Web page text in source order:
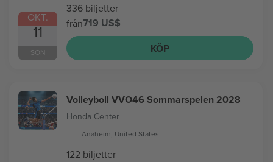
OKT.
11
SÖN
336 biljetter
från719 US$
KÖP
Volleyboll VVO46 Sommarspelen 2028
Honda Center
Anaheim, United States
122 biljetter